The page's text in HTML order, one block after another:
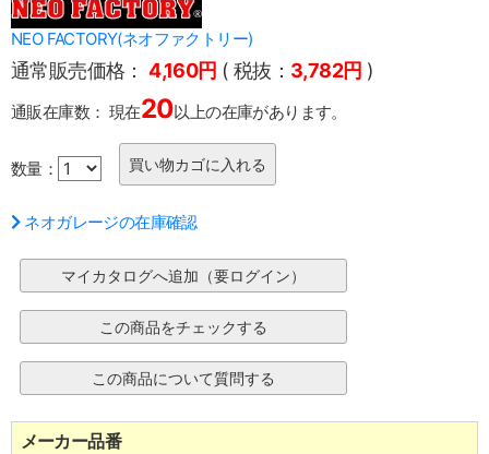
NEO FACTORY(ネオファクトリー)
通常販売価格： 4,160円 ( 税抜： 3,782円 )
通販在庫数： 現在20以上の在庫があります。
数量：
ネオガレージの在庫確認
メーカー品番